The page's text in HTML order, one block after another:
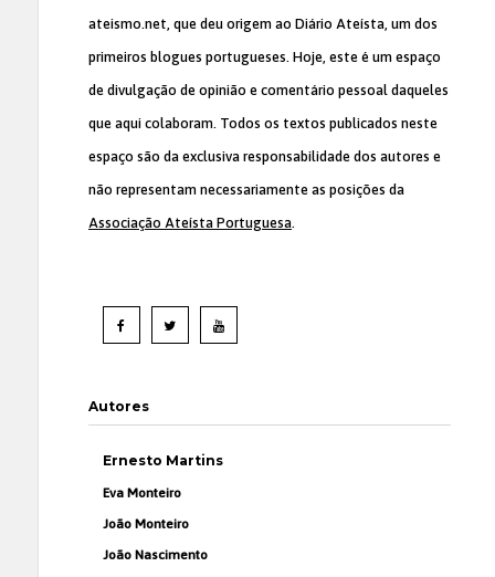
ateismo.net, que deu origem ao Diário Ateísta, um dos
primeiros blogues portugueses. Hoje, este é um espaço
de divulgação de opinião e comentário pessoal daqueles
que aqui colaboram. Todos os textos publicados neste
espaço são da exclusiva responsabilidade dos autores e
não representam necessariamente as posições da
Associação Ateísta Portuguesa.
Autores
Ernesto Martins
Eva Monteiro
João Monteiro
João Nascimento